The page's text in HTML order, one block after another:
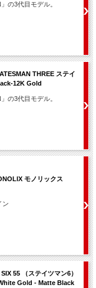
の3代目モデル。
THREE ステイ
12K Gold
の3代目モデル。
モノリックス
ン
55 （ステイツマン6）
Gold - Matte Black